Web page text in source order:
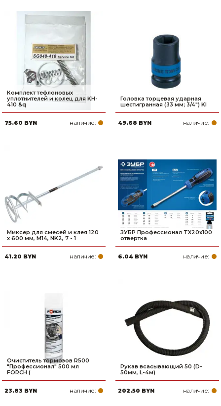
Комплект тефлоновых
уплотнителей и колец для KH-
410 &q
75.60 BYN наличие:
Головка торцевая ударная
шестигранная (33 мм; 3/4") KI
49.68 BYN наличие:
Миксер для смесей и клея 120
x 600 мм, M14, NK2, 7 - 1
41.20 BYN наличие:
ЗУБР Профессионал TX20x100
отвертка
6.04 BYN наличие:
Очиститель тормозов R500
"Профессионал" 500 мл
FORCH (
23.83 BYN наличие:
Рукав всасывающий 50 (D-
50мм, L-4м)
202.50 BYN наличие: